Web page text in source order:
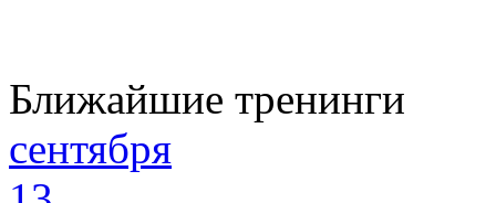
Ближайшие тренинги
сентября